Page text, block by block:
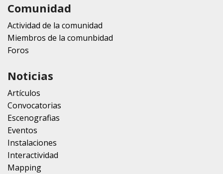
Comunidad
Actividad de la comunidad
Miembros de la comunbidad
Foros
Noticias
Artículos
Convocatorias
Escenografias
Eventos
Instalaciones
Interactividad
Mapping